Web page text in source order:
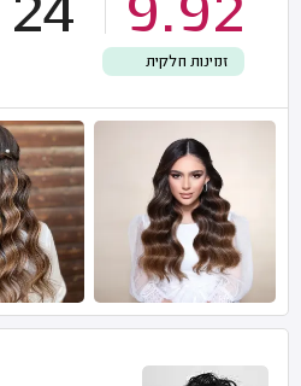
9.92
24
זמינות חלקית